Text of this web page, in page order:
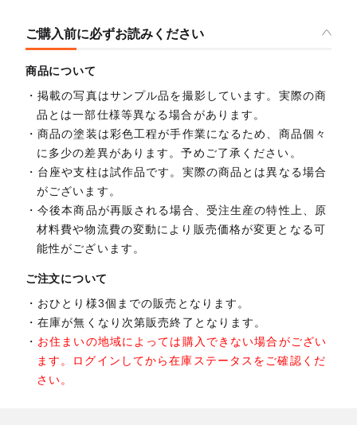
ご購入前に必ずお読みください
商品について
掲載の写真はサンプル品を撮影しています。実際の商
品とは一部仕様等異なる場合があります。
商品の塗装は彩色工程が手作業になるため、商品個々
に多少の差異があります。予めご了承ください。
台座や支柱は試作品です。実際の商品とは異なる場合
がございます。
今後本商品が再販される場合、受注生産の特性上、原
材料費や物流費の変動により販売価格が変更となる可
能性がございます。
ご注文について
おひとり様3個までの販売となります。
在庫が無くなり次第販売終了となります。
お住まいの地域によっては購入できない場合がござい
ます。ログインしてから在庫ステータスをご確認くだ
さい。